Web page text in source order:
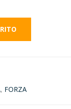
, FORZA